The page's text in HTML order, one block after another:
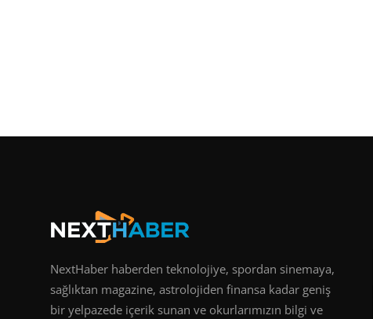
NextHaber haberden teknolojiye, spordan sinemaya,
sağlıktan magazine, astrolojiden finansa kadar geniş
bir yelpazede içerik sunan ve okurlarımızın bilgi ve